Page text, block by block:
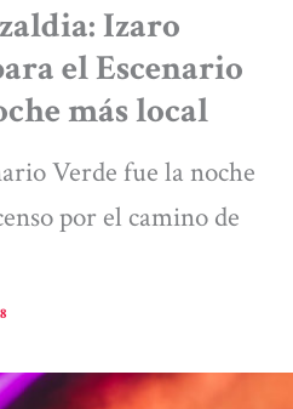
Izaro
el Escenario
más local
Verde fue la noche
por el camino de